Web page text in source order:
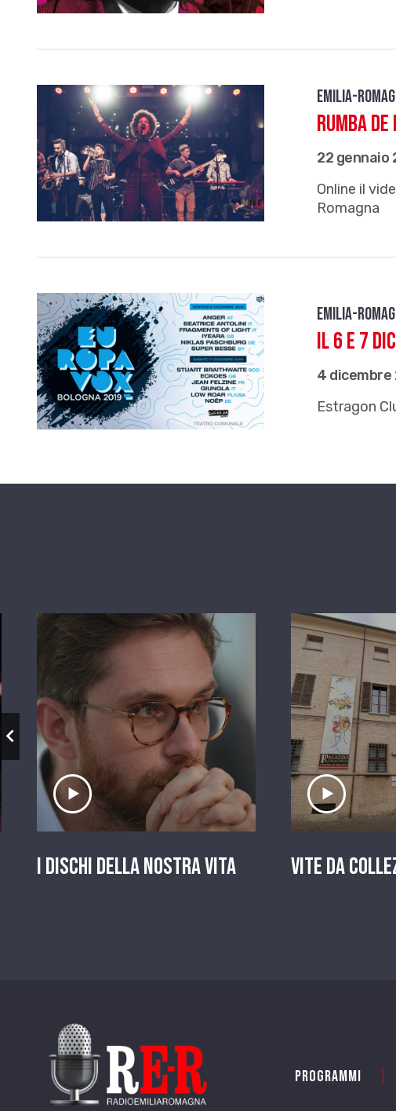
Emilia-
Rumba
22 gennaio
Online il
Romagna
Emilia-
Il 6 e 7
4 dicembre
Estragon
Ascolta il servizio
I dischi della nostra vita Vite da
Programmi